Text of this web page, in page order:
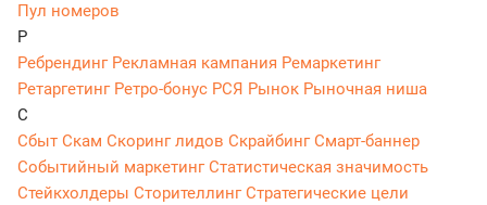
Пул номеров
Р
Ребрендинг Рекламная кампания Ремаркетинг
Ретаргетинг Ретро-бонус РСЯ Рынок Рыночная ниша
С
Сбыт Скам Скоринг лидов СкрайбингСмарт-баннер
Событийный маркетингСтатистическая значимость
Стейкхолдеры СторителлингСтратегические цели